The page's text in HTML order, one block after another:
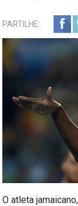
PARTILHE:
O atleta